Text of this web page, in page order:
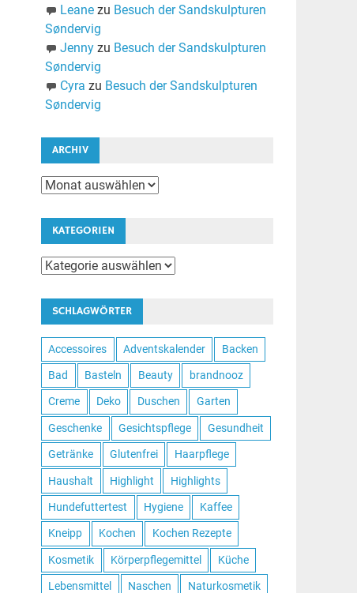
Leanezu Besuch der Sandskulpturen
Søndervig
Jennyzu Besuch der Sandskulpturen
Søndervig
Cyra zu Besuch der Sandskulpturen
Søndervig
ARCHIV
Archiv
KATEGORIEN
Kategorien
SCHLAGWÖRTER
Accessoires Adventskalender Backen
Bad Basteln Beauty brandnooz
Creme Deko Duschen Garten
Geschenke Gesichtspflege Gesundheit
Getränke Glutenfrei Haarpflege
Haushalt Highlight Highlights
Hundefuttertest Hygiene Kaffee
Kneipp Kochen Kochen Rezepte
Kosmetik Körperpflegemittel Küche
Lebensmittel Naschen Naturkosmetik